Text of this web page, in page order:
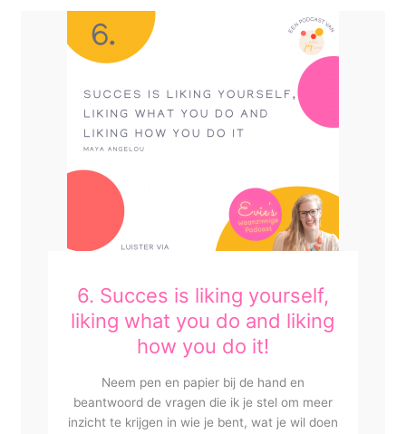
6. Succes is liking yourself,
liking what you do and liking
how you do it!
Neem pen en papier bij de hand en
beantwoord de vragen die ik je stel om meer
inzicht te krijgen in wie je bent, wat je wil doen